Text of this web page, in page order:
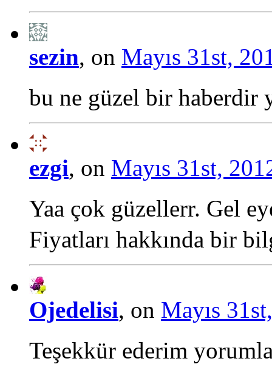
sezin, on Mayıs 31st,
bu ne güzel bir haberdir
ezgi, on Mayıs 31st,
Yaa çok güzellerr. Gel
Fiyatları hakkında bir
Ojedelisi, on Mayıs
Teşekkür ederim